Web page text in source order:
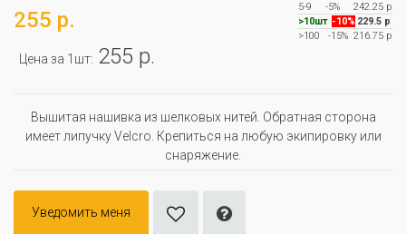
255 р.
Цена за 1шт: 255 р.
5-9
-5%
242.25 р
>10шт -10% 229.5 р
>100
-15% 216.75 р
Вышитая нашивка из шелковых нитей. Обратная сторона
имеет липучку Velcro. Крепиться на любую экипировку или
снаряжение.
Уведомить меня